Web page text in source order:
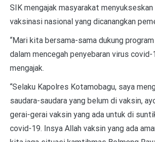
SIK mengajak masyarakat
vaksinasi nasional yang dicanangkan
“Mari kita bersama-sama dukung
dalam mencegah penyebaran virus covid-
mengajak.
“Selaku Kapolres Kotamobagu, saya
saudara-saudara yang belum di vaksin,
gerai-gerai vaksin yang ada untuk di
covid-19. Insya Allah vaksin yang ada